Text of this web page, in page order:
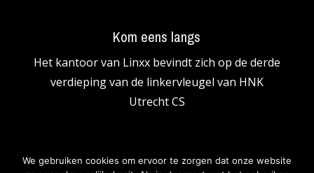
Kom eens langs
Het kantoor van Linxx bevindtzich op de derde
verdieping van de linkervleugel van HNK
UtrechtCS
We gebruiken cookies om ervoor te zorgen dat onze website